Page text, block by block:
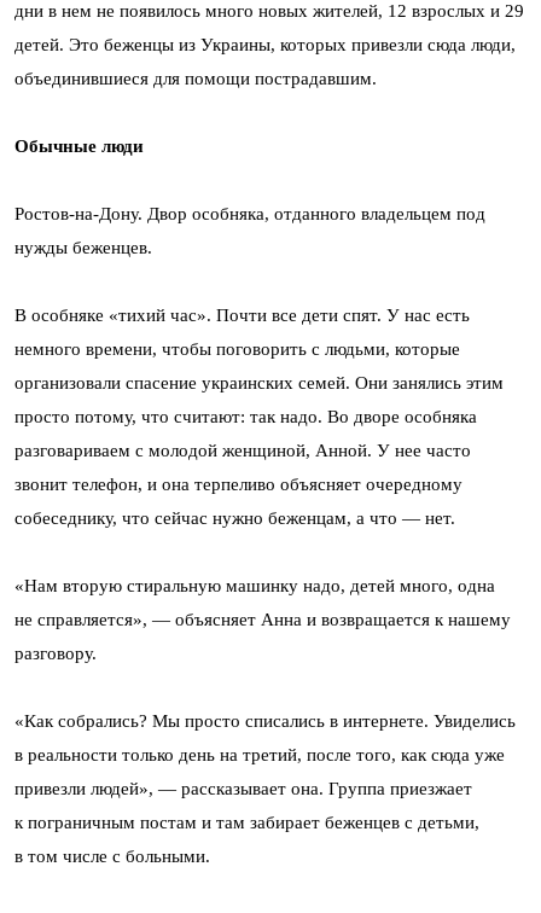
дни в нем не появилось много новых жителей, 12 взрослых и 29
детей. Это беженцы из Украины, которых привезли сюда люди,
объединившиеся для помощи пострадавшим.
Обычные люди
Ростов-на-Дону. Двор особняка, отданного владельцем под
нужды беженцев.
В особняке «тихий час». Почти все дети спят. У нас есть
немного времени, чтобы поговорить с людьми, которые
организовали спасение украинских семей. Они занялись этим
просто потому, что считают: так надо. Во дворе особняка
разговариваем с молодой женщиной, Анной. У нее часто
звонит телефон, и она терпеливо объясняет очередному
собеседнику, что сейчас нужно беженцам, а что — нет.
«Нам вторую стиральную машинку надо, детей много, одна
не справляется», — объясняет Анна и возвращается к нашему
разговору.
«Как собрались? Мы просто списались в интернете. Увиделись
в реальности только день на третий, после того, как сюда уже
привезли людей», — рассказывает она. Группа приезжает
к пограничным постам и там забирает беженцев с детьми,
в том числе с больными.